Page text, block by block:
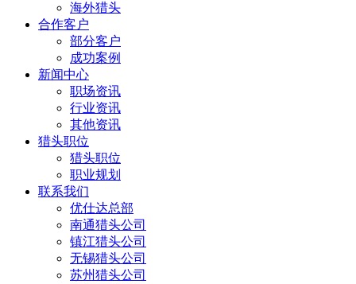
海外猎头
合作客户
部分客户
成功案例
新闻中心
职场资讯
行业资讯
其他资讯
猎头职位
猎头职位
职业规划
联系我们
优仕达总部
南通猎头公司
镇江猎头公司
无锡猎头公司
苏州猎头公司